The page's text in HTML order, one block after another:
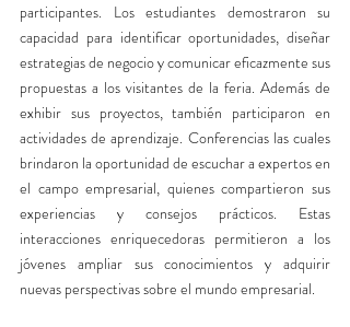
participantes. Los estudiantes demostraron su
capacidad para identificar oportunidades, diseñar
estrategias de negocio y comunicar eficazmente sus
propuestas a los visitantes de la feria. Además de
exhibir sus proyectos, también participaron en
actividades de aprendizaje. Conferencias las cuales
brindaron la oportunidad de escuchar a expertos en
el campo empresarial, quienes compartieron sus
experiencias y consejos prácticos. Estas
interacciones enriquecedoras permitieron a los
jóvenes ampliar sus conocimientos y adquirir
nuevas perspectivas sobre el mundo empresarial.